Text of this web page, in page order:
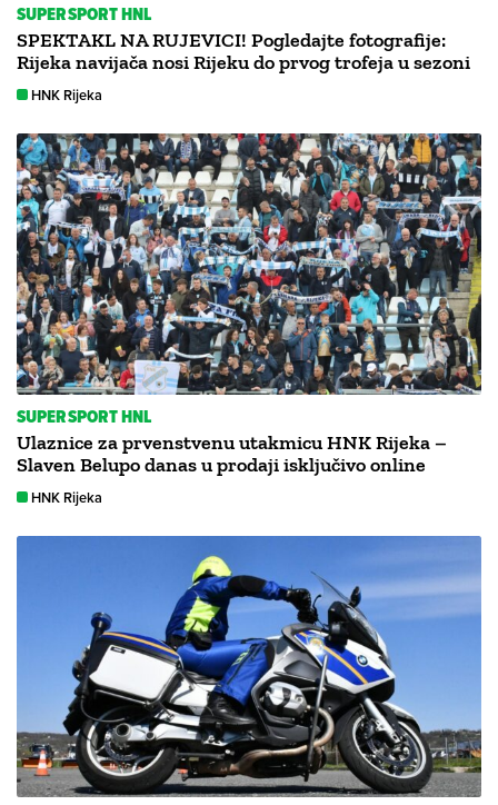
SUPERSPORT HNL
SPEKTAKL NA RUJEVICI! Pogledajte fotografije:
Rijeka navijača nosi Rijeku do prvog trofeja u sezoni
HNK Rijeka
SUPERSPORT HNL
Ulaznice za prvenstvenu utakmicu HNK Rijeka –
Slaven Belupo danas u prodaji isključivo online
HNK Rijeka